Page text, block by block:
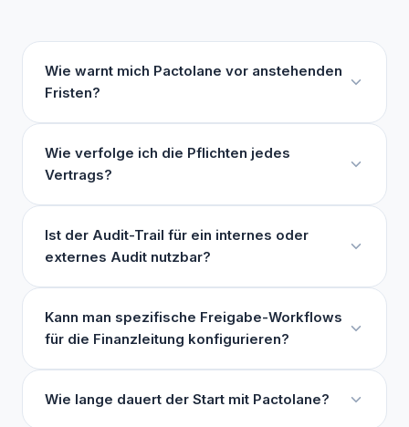
Wie warnt mich Pactolane vor anstehenden
Fristen?
Wie verfolge ich die Pflichten jedes
Vertrags?
Ist der Audit-Trail für ein internes oder
externes Audit nutzbar?
Kann man spezifische Freigabe-Workflows
für die Finanzleitung konfigurieren?
Wie lange dauert der Start mit Pactolane?